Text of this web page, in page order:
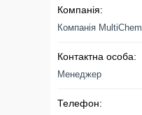
Компанія MultiChem
Менеджер